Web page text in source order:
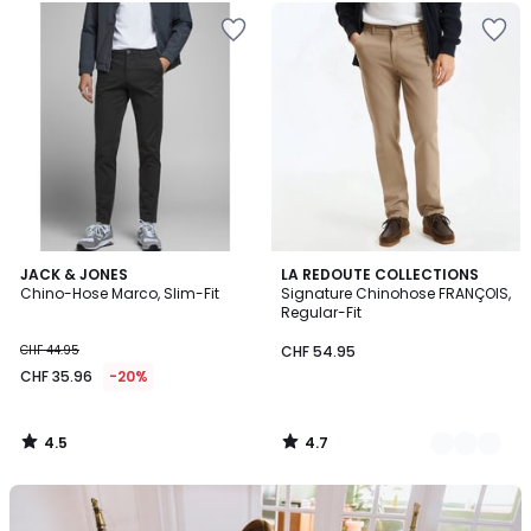
JACK & JONES
Chino-Hose Marco, Slim-Fit
CHF 44.95
CHF 35.96 -20%
4.5
/ 5
4.5
/
Unser
LA REDOUTE COLLECTIONS
Signature Chinohose FRANÇOIS,
Regular-Fit
CHF 54.95
4.7
/ 5
6
Farben
4.7
/